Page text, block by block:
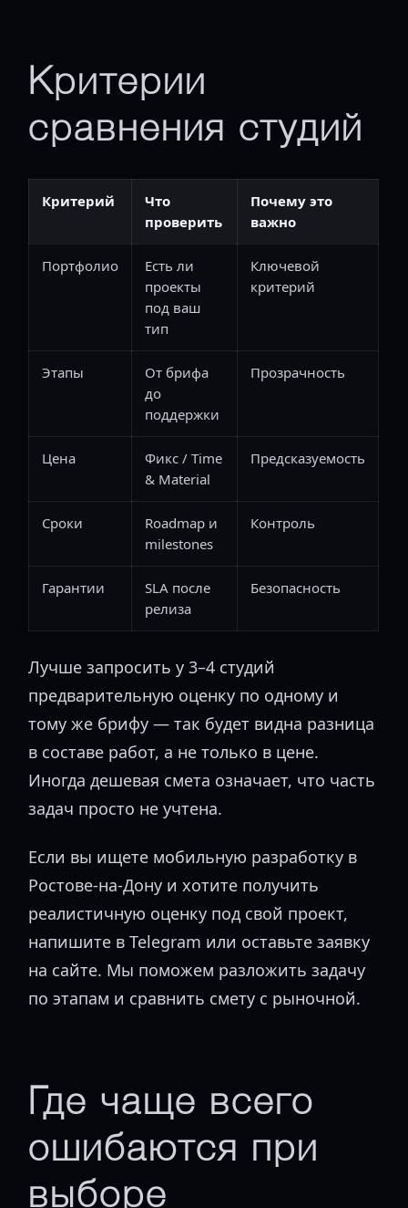
Критерии
сравнения студий
Критерий
Что
проверить
Почему это
важно
Портфолио
Есть ли
проекты
под ваш
тип
Ключевой
критерий
Этапы
От брифа
до
поддержки
Прозрачность
Цена
Фикс / Time
& Material
Предсказуемость
Сроки
Roadmap и
milestones
Контроль
Гарантии
SLA после
релиза
Безопасность
Лучше запросить у 3–4 студий
предварительную оценку по одному и
тому же брифу — так будет видна разница
в составе работ, а не только в цене.
Иногда дешевая смета означает, что часть
задач просто не учтена.
Если вы ищете мобильную разработку в
Ростове-на-Дону и хотите получить
реалистичную оценку под свой проект,
напишите в Telegram или оставьте заявку
на сайте. Мы поможем разложить задачу
по этапам и сравнить смету с рыночной.
Где чаще всего
ошибаются при
выборе